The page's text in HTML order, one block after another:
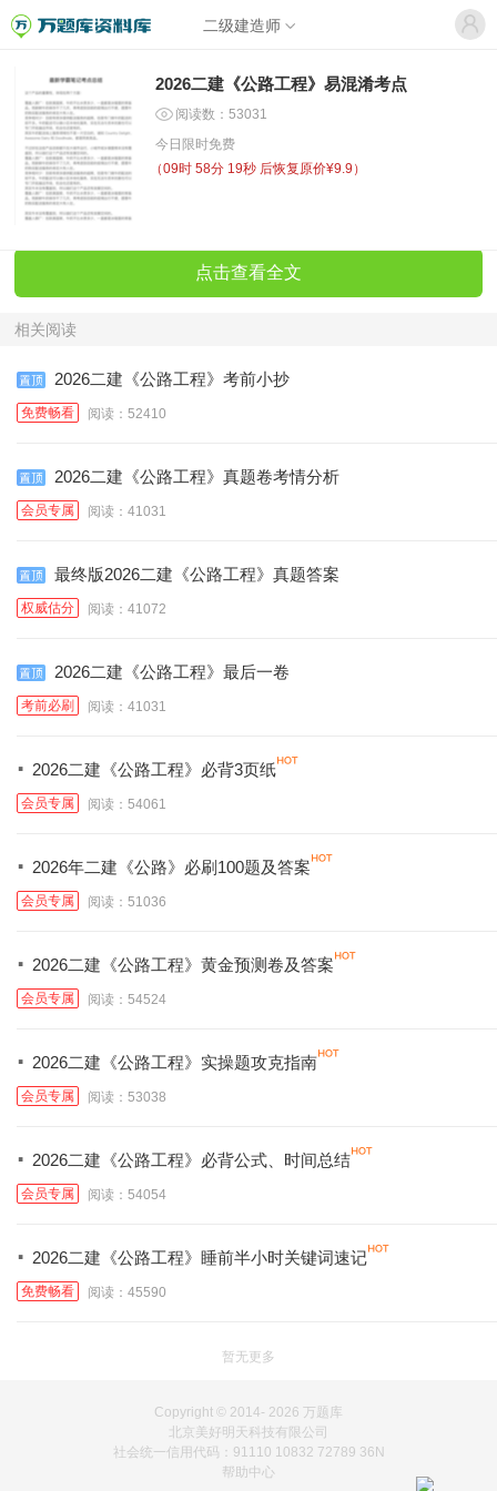
二级建造师
2026二建《公路工程》易混淆考点
阅读数：53031
今日限时免费
（09时 58分 19秒 后恢复原价¥9.9）
点击查看全文
相关阅读
2026二建《公路工程》考前小抄
免费畅看 阅读：52410
2026二建《公路工程》真题卷考情分析
会员专属 阅读：41031
最终版2026二建《公路工程》真题答案
权威估分 阅读：41072
2026二建《公路工程》最后一卷
考前必刷 阅读：41031
· 2026二建《公路工程》必背3页纸
会员专属 阅读：54061
· 2026年二建《公路》必刷100题及答案
会员专属 阅读：51036
· 2026二建《公路工程》黄金预测卷及答案
会员专属 阅读：54524
· 2026二建《公路工程》实操题攻克指南
会员专属 阅读：53038
· 2026二建《公路工程》必背公式、时间总结
会员专属 阅读：54054
· 2026二建《公路工程》睡前半小时关键词速记
免费畅看 阅读：45590
暂无更多
Copyright © 2014- 2026 万题库
北京美好明天科技有限公司
社会统一信用代码：91110 10832 72789 36N
帮助中心